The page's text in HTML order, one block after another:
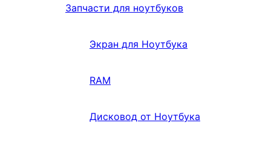
Запчасти для ноутбуков
Экран для Ноутбука
RAM
Дисковод от Ноутбука